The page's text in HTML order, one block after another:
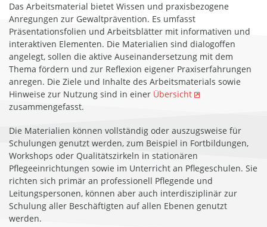
Das Arbeitsmaterial bietet Wissen und praxisbezogene
Anregungen zur Gewaltprävention. Es umfasst
Präsentationsfolien und Arbeitsblätter mit informativen und
interaktiven Elementen. Die Materialien sind dialogoffen
angelegt, sollen die aktive Auseinandersetzung mit dem
Thema fördern und zur Reflexion eigener Praxiserfahrungen
anregen. Die Ziele und Inhalte des Arbeitsmaterials sowie
Hinweise zur Nutzung sind in einer Übersicht
zusammengefasst.
Die Materialien können vollständig oder auszugsweise für
Schulungen genutzt werden, zum Beispiel in Fortbildungen,
Workshops oder Qualitätszirkeln in stationären
Pflegeeinrichtungen sowie im Unterricht an Pflegeschulen. Sie
richten sich primär an professionell Pflegende und
Leitungspersonen, können aber auch interdisziplinär zur
Schulung aller Beschäftigten auf allen Ebenen genutzt
werden.